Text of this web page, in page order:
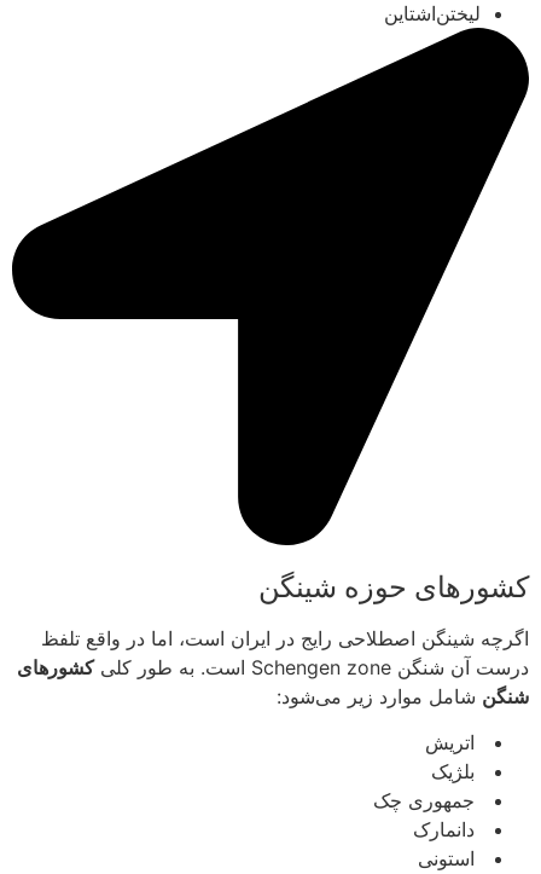
لیختن‌اشتاین
کشورهای حوزه شینگن
اگرچه شینگن اصطلاحی رایج در ایران است، اما در واقع تلفظ
درست آن شنگن Schengen zone است. به طور کلی
کشورهای
شنگن شامل موارد زیر می‌شود:
اتریش
بلژیک
جمهوری چک
دانمارک
استونی